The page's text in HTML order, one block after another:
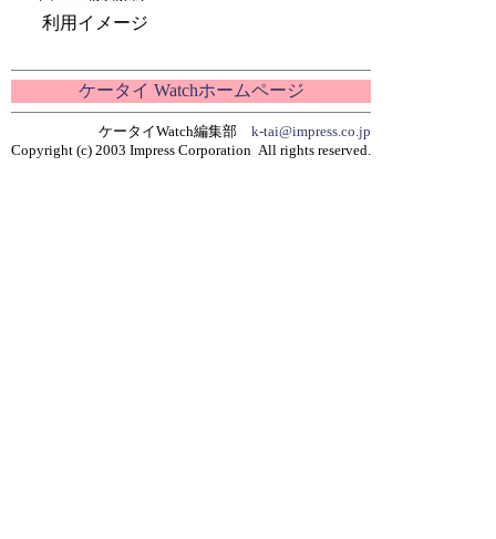
利用イメージ
ケータイ Watchホームページ
ケータイWatch編集部 k-tai@impress.co.jp
Copyright (c) 2003 Impress Corporation All rights reserved.